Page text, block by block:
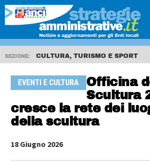
SEZIONE: CULTURA, TURISMO E SPORT
EVENTI E CULTURA
Officina
Scultura
cresce la rete dei
della scultura
18 Giugno 2026